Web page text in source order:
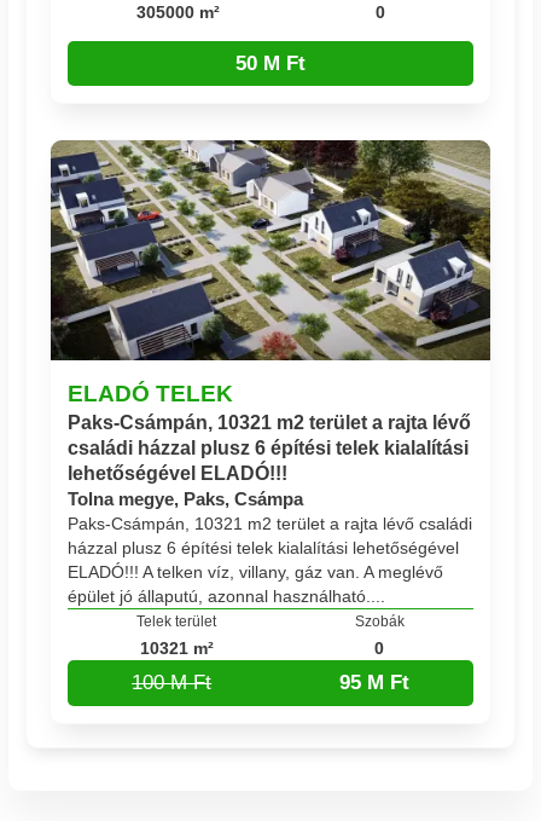
305000 m² 0
50 M Ft
ELADÓ TELEK
Paks-Csámpán, 10321 m2 terület a rajta lévő
családi házzal plusz 6 építési telek kialalítási
lehetőségével ELADÓ!!!
Tolna megye, Paks, Csámpa
Paks-Csámpán, 10321 m2 terület a rajta lévő családi
házzal plusz 6 építési telek kialalítási lehetőségével
ELADÓ!!! A telken víz, villany, gáz van. A meglévő
épület jó állaputú, azonnal használható....
Telek terület
10321 m²
Szobák
0
100 M Ft 95 M Ft